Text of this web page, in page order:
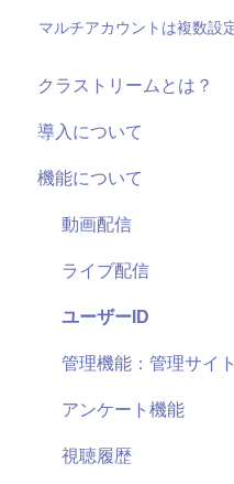
マルチアカウントは複数設
クラストリームとは？
導入について
料金・プラン
機能(導入前)
サービス
導入に向けて
サポート
セキュリティ
機能について
動画配信
ライブ配信
ユーザーID
管理機能：管理サイト
アンケート機能
視聴履歴